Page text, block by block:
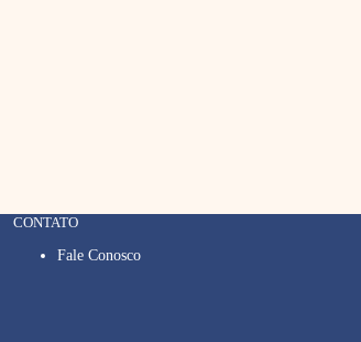
CONTATO
Fale Conosco